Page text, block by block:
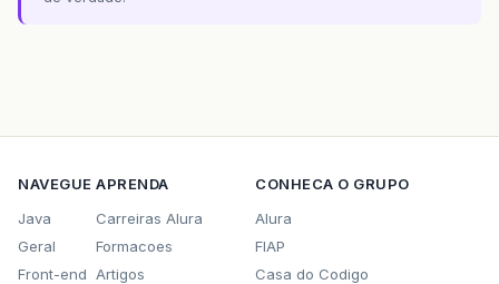
NAVEGUE
Java
Geral
Front-end
APRENDA
Carreiras Alura
Formacoes
Artigos
CONHECA O GRUPO
Alura
FIAP
Casa do Codigo